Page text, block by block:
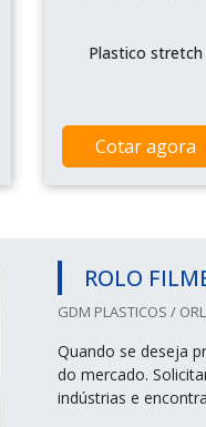
Plastico stretch
Cotar agora
ROLO
GDM PLASTICOS /
Quando se deseja
do mercado.
indústrias e